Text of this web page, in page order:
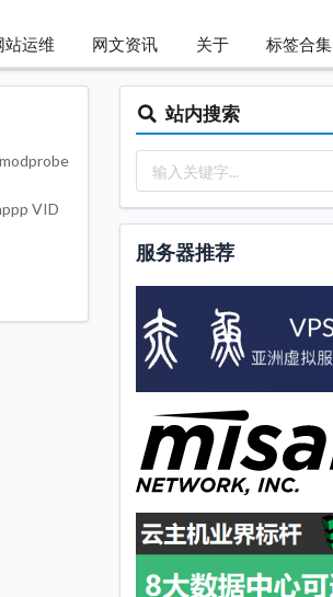
站运维 网文资讯 关于 标签合集
VID
站内搜索
服务器推荐